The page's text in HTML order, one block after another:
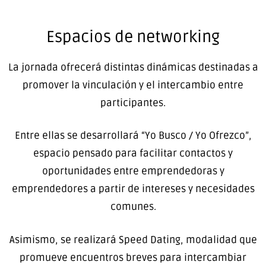
Espacios de networking
La jornada ofrecerá distintas dinámicas destinadas a
promover la vinculación y el intercambio entre
participantes.
Entre ellas se desarrollará “Yo Busco / Yo Ofrezco”,
espacio pensado para facilitar contactos y
oportunidades entre emprendedoras y
emprendedores a partir de intereses y necesidades
comunes.
Asimismo, se realizará Speed Dating, modalidad que
promueve encuentros breves para intercambiar